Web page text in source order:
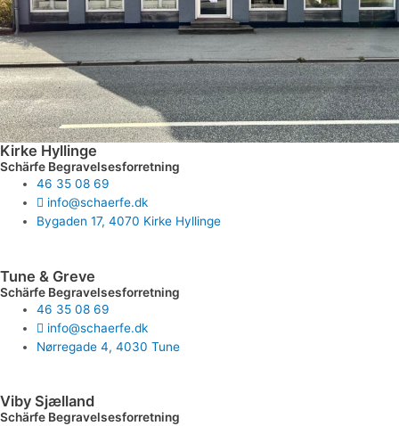
Kirke Hyllinge
Schärfe Begravelsesforretning
46 35 08 69
info@schaerfe.dk
Bygaden 17, 4070 Kirke Hyllinge
Tune & Greve
Schärfe Begravelsesforretning
46 35 08 69
info@schaerfe.dk
Nørregade 4, 4030 Tune
Viby Sjælland
Schärfe Begravelsesforretning